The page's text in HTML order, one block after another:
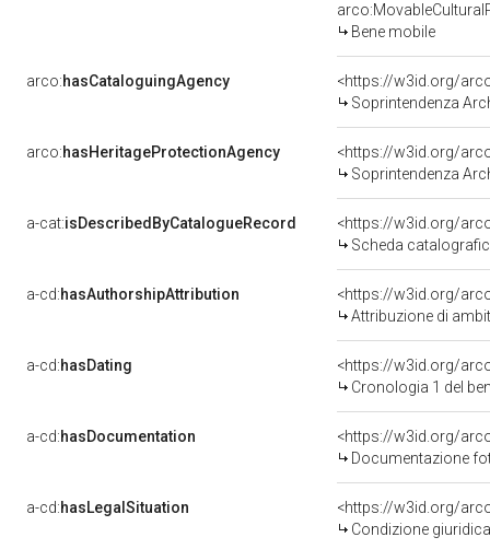
Bene mobile
arco:hasCataloguingAgency
<https://w3id.org/
Soprintendenza
arco:hasHeritageProtectionAgency
<https://w3id.org/
Soprintendenza
a-cat:isDescribedByCatalogueRecord
<https://w3id.org/
Scheda
a-cd:hasAuthorshipAttribution
<https://w3id.org/
Attribuzione di
a-cd:hasDating
<https://w3id.org/
Cronologia 1 del
a-cd:hasDocumentation
Documentazione
a-cd:hasLegalSituation
Condizione